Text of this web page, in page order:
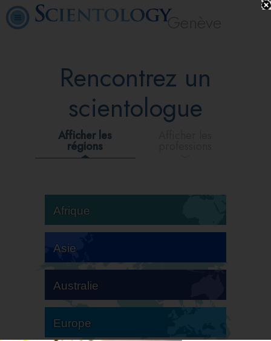
Genève
Rencontrez un
scientologue
Afficher les
régions
Afrique
Asie
Australie
Europe